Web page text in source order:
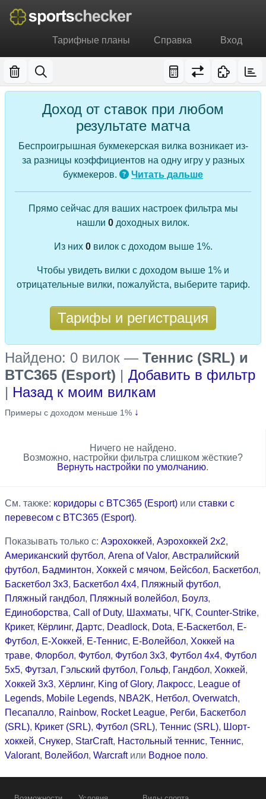
Тарифные планы Справка Вход
Доход от ставок при любом
результате матча
Беспроигрышная букмекерская вилка возникает из-
за разницы коэффициентов на одну игру у разных
букмекеров.
Читать дальше
Прямо сейчас для ваших настроек фильтра мы
нашли 0 доходных вилок.
Из них 0вилок с доходом выше 1%.
Чтобы увидеть вилки с доходом выше 1% и
отрицательные вилки, пожалуйста, выберите тариф.
Тарифы и регистрация
Найдено: 0 вилок — Теннис (SRL) и
BTC365 (Esport) | Добавить в фильтр
| Назад к моим вилкам
Примеры с доходом меньше 1% ↓
Ничего не найдено.
Возможно, настройки фильтра слишком жёсткие?
Вернуть настройки по умолчанию.
См. также: коридоры с BTC365 (Esport) или ставки с
перевесом с BTC365 (Esport).
Показывать только с: Аэрохоккей, Аэрохоккей 2x2,
Американский футбол, Arena of Valor, Австралийский
футбол, Бадминтон, Хоккей с мячом, Бейсбол, Баскетбол,
Баскетбол 3x3, Баскетбол 4x4, Пляжный футбол,
Пляжный гандбол, Пляжный волейбол, Боулз,
Единоборства, Call of Duty, Шахматы, ЧГК, Counter-Strike,
Крикет, Кёрлинг, Дартс, Deadlock, Dota, Е-Баскетбол, Е-
Футбол, Е-Хоккей, Е-Теннис, Е-Волейбол, Хоккей на
траве, Флорбол, Футбол, Футбол 3x3, Футбол 4x4, Футбол
5x5, Футзал, Гэльский футбол, Гольф, Гандбол, Хоккей,
Хоккей 3x3, Хёрлинг, King of Glory, Лакросс, League of
Legends, Mobile Legends, NBA2K, Нетбол, Overwatch,
Песапалло, Rainbow, Rocket League, Регби, Баскетбол
(SRL), Крикет (SRL), Футбол (SRL), Теннис (SRL), Шорт-
хоккей, Снукер, StarCraft, Настольный теннис, Теннис,
Valorant, Волейбол, Warcraftили Водное поло.